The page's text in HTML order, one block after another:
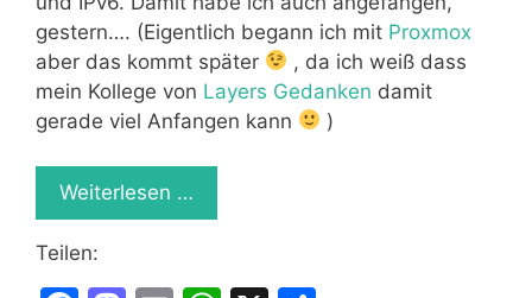
gestern…. (Eigentlich begann ich mit Proxmox
aber das kommt später
, da ich weiß dass
mein Kollege von Layers Gedanken damit
gerade viel Anfangen kann
)
Weiterlesen …
Teilen: